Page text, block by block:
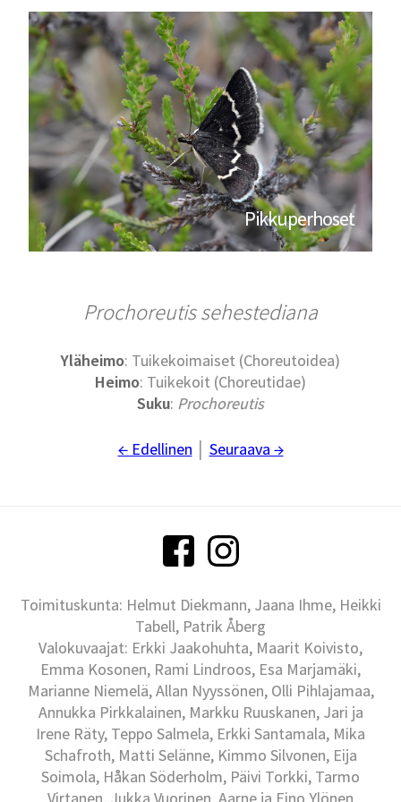
Pikkuperhoset
Prochoreutis sehestediana
Yläheimo: Tuikekoimaiset (Choreutoidea)
Heimo: Tuikekoit (Choreutidae)
Suku: Prochoreutis
← Edellinen Seuraava →
Toimituskunta: Helmut Diekmann, Jaana Ihme, Heikki
Tabell, Patrik Åberg
Valokuvaajat: Erkki Jaakohuhta, Maarit Koivisto,
Emma Kosonen, Rami Lindroos, Esa Marjamäki,
Marianne Niemelä, Allan Nyyssönen, Olli Pihlajamaa,
Annukka Pirkkalainen, Markku Ruuskanen, Jari ja
Irene Räty, Teppo Salmela, Erkki Santamala, Mika
Schafroth, Matti Selänne, Kimmo Silvonen, Eija
Soimola, Håkan Söderholm, Päivi Torkki, Tarmo